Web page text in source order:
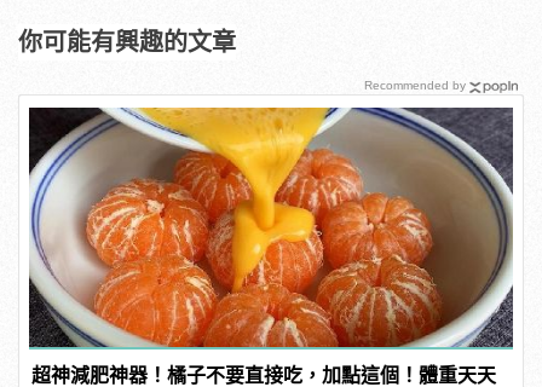
你可能有興趣的文章
超神減肥神器！橘子不要直接吃，加點這個！體重天天
Recommended by